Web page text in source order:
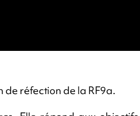
de réfection de la RF9a.